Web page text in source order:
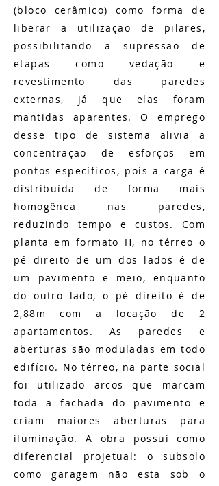
(bloco cerâmico) como forma de
liberar a utilização de pilares,
possibilitando a supressão de
etapas como vedação e
revestimento das paredes
externas, já que elas foram
mantidas aparentes. O emprego
desse tipo de sistema alivia a
concentração de esforços em
pontos específicos, pois a carga é
distribuída de forma mais
homogênea nas paredes,
reduzindo tempo e custos. Com
planta em formato H, no térreo o
pé direito de um dos lados é de
um pavimento e meio, enquanto
do outro lado, o pé direito é de
2,88m com a locação de 2
apartamentos. As paredes e
aberturas são moduladas em todo
edifício. No térreo, na parte social
foi utilizado arcos que marcam
toda a fachada do pavimento e
criam maiores aberturas para
iluminação. A obra possui como
diferencial projetual: o subsolo
como garagem não esta sob o